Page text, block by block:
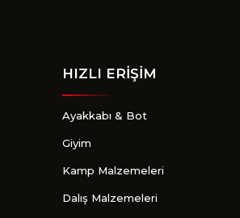
HIZLI ERİŞİM
Ayakkabı & Bot
Giyim
Kamp Malzemeleri
Dalış Malzemeleri